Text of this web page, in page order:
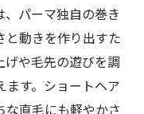
パーマ独自の巻き
と動きを作り出すた
げや毛先の遊びを調
す。ショートヘア
な直毛にも軽やかさ